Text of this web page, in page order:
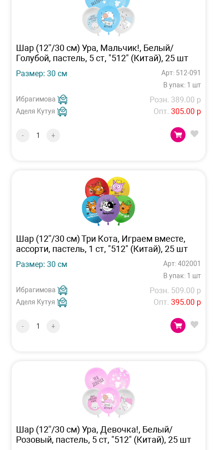
Шар (12''/30 см) Ура, Мальчик!, Белый/
Голубой, пастель, 5 ст, "512" (Китай), 25 шт
Размер: 30 см
Арт: 512-091
В упак: 1 шт
Ибрагимова
Аделя Кутуя
Розн. 389.00 р
Опт. 305.00 р
- +
Шар (12''/30 см) Три Кота, Играем вместе,
ассорти, пастель, 1 ст, "512" (Китай), 25 шт
Размер: 30 см
Арт: 402001
В упак: 1 шт
Ибрагимова
Аделя Кутуя
Розн. 509.00 р
Опт. 395.00 р
- +
Шар (12''/30 см) Ура, Девочка!, Белый/
Розовый, пастель, 5 ст, "512" (Китай), 25 шт